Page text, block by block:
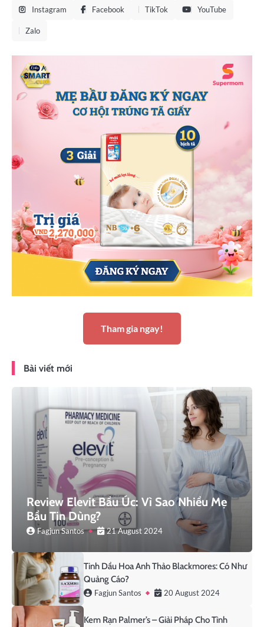
Instagram Facebook TikTok YouTube
Zalo
Tham gia ngay!
Bài viết mới
Review Elevit Bầu Úc: Vì Sao Nhiều Mẹ
Bầu Tin Dùng?
Fagjun Santos 21 August 2024
Tinh Dầu Hoa Anh Thảo Blackmores: Có Như
Quảng Cáo?
Fagjun Santos 20 August 2024
Kem Rạn Palmer’s – Giải Pháp Cho Tình